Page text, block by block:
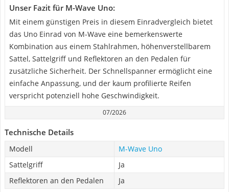
Unser Fazit für M-Wave Uno:
Mit einem günstigen Preis in diesem Einradvergleich bietet
das Uno Einrad von M-Wave eine bemerkenswerte
Kombination aus einem Stahlrahmen, höhenverstellbarem
Sattel, Sattelgriff und Reflektoren an den Pedalen für
zusätzliche Sicherheit. Der Schnellspanner ermöglicht eine
einfache Anpassung, und der kaum profilierte Reifen
verspricht potenziell hohe Geschwindigkeit.
07/2026
Technische Details
Modell
M-Wave Uno
Sattelgriff
Ja
Reflektoren an den Pedalen
Ja